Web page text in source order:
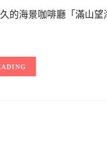
的海景咖啡廳「滿山